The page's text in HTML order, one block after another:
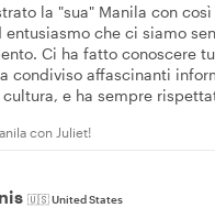
la "sua" Manila con
entusiasmo che ci siamo
Ci ha fatto conoscere
condiviso affascinanti
e ha sempre
con Juliet!
🇺🇸United States